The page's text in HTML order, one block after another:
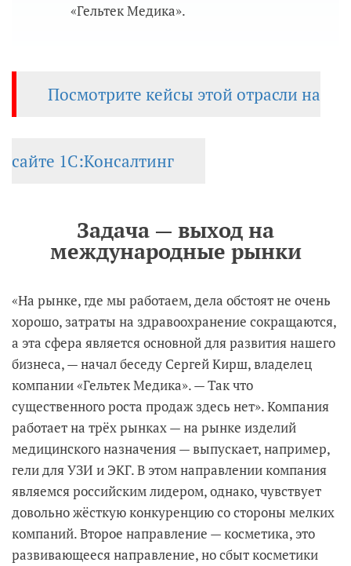
«Гельтек Медика».
Посмотрите кейсы этой отрасли на
сайте 1С:Консалтинг
Задача — выход на
международные рынки
«На рынке, где мы работаем, дела обстоят не очень
хорошо, затраты на здравоохранение сокращаются,
а эта сфера является основной для развития нашего
бизнеса, — начал беседу Сергей Кирш, владелец
компании «Гельтек Медика». — Так что
существенного роста продаж здесь нет». Компания
работает на трёх рынках — на рынке изделий
медицинского назначения — выпускает, например,
гели для УЗИ и ЭКГ. В этом направлении компания
являемся российским лидером, однако, чувствует
довольно жёсткую конкуренцию со стороны мелких
компаний. Второе направление — косметика, это
развивающееся направление, но сбыт косметики